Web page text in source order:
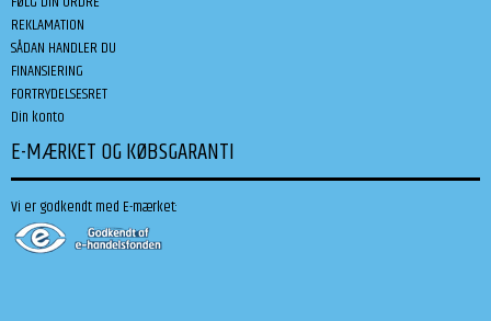
REKLAMATION
SÅDAN HANDLER DU
FINANSIERING
FORTRYDELSESRET
Din konto
E-MÆRKET OG KØBSGARANTI
Vi er godkendt med E-mærket: